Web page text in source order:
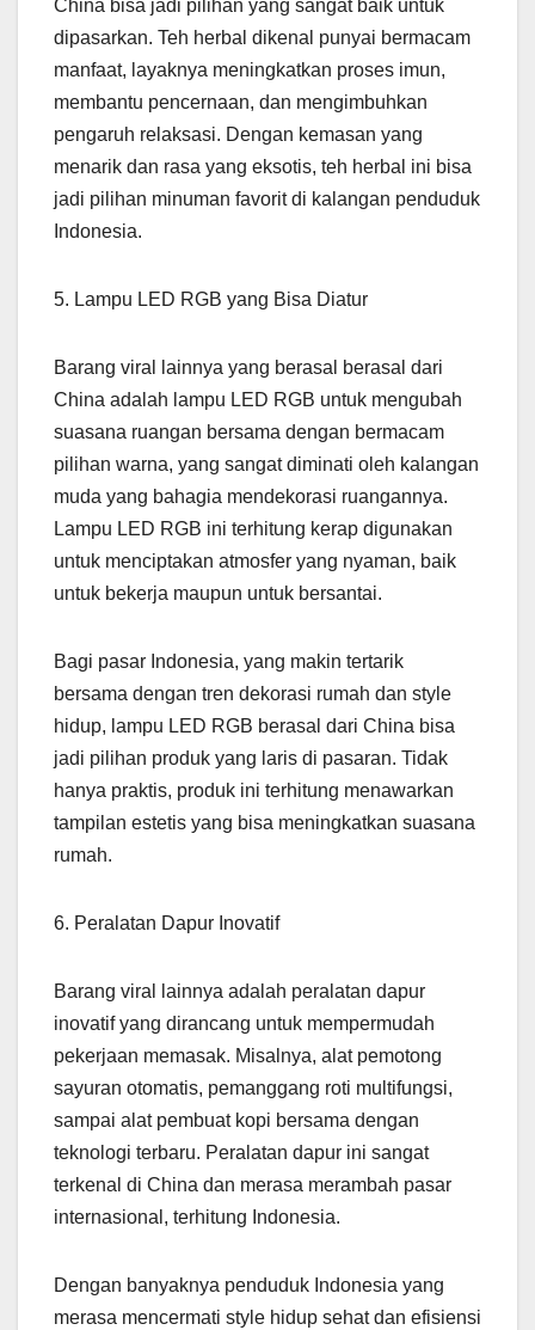
China bisa jadi pilihan yang sangat baik untuk
dipasarkan. Teh herbal dikenal punyai bermacam
manfaat, layaknya meningkatkan proses imun,
membantu pencernaan, dan mengimbuhkan
pengaruh relaksasi. Dengan kemasan yang
menarik dan rasa yang eksotis, teh herbal ini bisa
jadi pilihan minuman favorit di kalangan penduduk
Indonesia.
5. Lampu LED RGB yang Bisa Diatur
Barang viral lainnya yang berasal berasal dari
China adalah lampu LED RGB untuk mengubah
suasana ruangan bersama dengan bermacam
pilihan warna, yang sangat diminati oleh kalangan
muda yang bahagia mendekorasi ruangannya.
Lampu LED RGB ini terhitung kerap digunakan
untuk menciptakan atmosfer yang nyaman, baik
untuk bekerja maupun untuk bersantai.
Bagi pasar Indonesia, yang makin tertarik
bersama dengan tren dekorasi rumah dan style
hidup, lampu LED RGB berasal dari China bisa
jadi pilihan produk yang laris di pasaran. Tidak
hanya praktis, produk ini terhitung menawarkan
tampilan estetis yang bisa meningkatkan suasana
rumah.
6. Peralatan Dapur Inovatif
Barang viral lainnya adalah peralatan dapur
inovatif yang dirancang untuk mempermudah
pekerjaan memasak. Misalnya, alat pemotong
sayuran otomatis, pemanggang roti multifungsi,
sampai alat pembuat kopi bersama dengan
teknologi terbaru. Peralatan dapur ini sangat
terkenal di China dan merasa merambah pasar
internasional, terhitung Indonesia.
Dengan banyaknya penduduk Indonesia yang
merasa mencermati style hidup sehat dan efisiensi